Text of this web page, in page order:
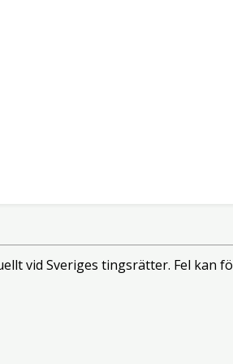
vid Sveriges tingsrätter. Fel kan